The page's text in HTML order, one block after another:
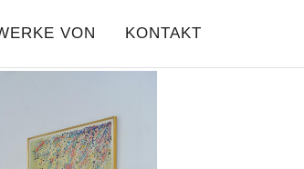
VON KONTAKT